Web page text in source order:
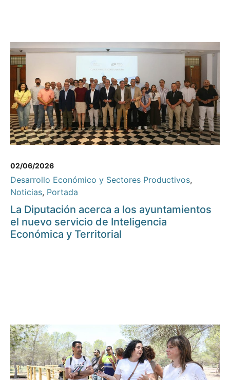
02/06/2026
Desarrollo Económico y Sectores Productivos,
Noticias, Portada
La Diputación acerca a los ayuntamientos
el nuevo servicio de Inteligencia
Económica y Territorial